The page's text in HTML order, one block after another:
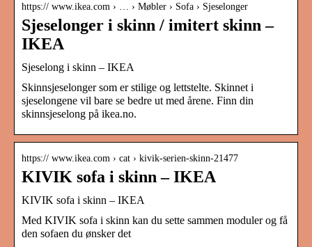
https:// www.ikea.com › … › Møbler › Sofa › Sjeselonger
Sjeselonger i skinn / imitert skinn –
IKEA
Sjeselong i skinn – IKEA
Skinnsjeselonger som er stilige og lettstelte. Skinnet i
sjeselongene vil bare se bedre ut med årene. Finn din
skinnsjeselong på ikea.no.
https:// www.ikea.com › cat › kivik-serien-skinn-21477
KIVIK sofa i skinn – IKEA
KIVIK sofa i skinn – IKEA
Med KIVIK sofa i skinn kan du sette sammen moduler og få
den sofaen du ønsker det